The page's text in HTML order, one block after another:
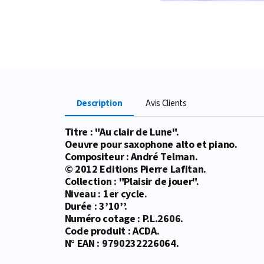
Description Avis Clients
Titre : "Au clair de Lune".
Oeuvre pour saxophone alto et piano.
Compositeur : André Telman.
© 2012 Editions Pierre Lafitan.
Collection : "Plaisir de jouer".
Niveau : 1er cycle.
Durée : 3’10’’.
Numéro cotage : P.L.2606.
Code produit : ACDA.
N° EAN : 9790232226064.